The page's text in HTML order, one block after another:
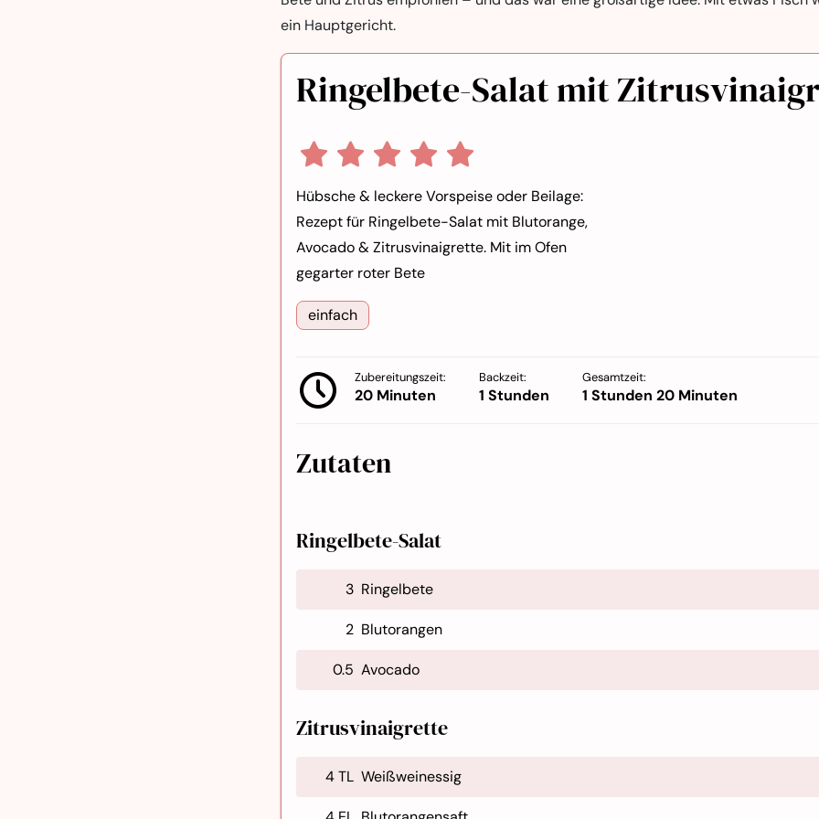
ein Hauptgericht.
Ringelbete-Salat mit
Hübsche & leckere Vorspeise oder Beilage:
Rezept für Ringelbete-Salat mit Blutorange,
Avocado & Zitrusvinaigrette. Mit im Ofen
gegarter roter Bete
einfach
Zubereitungszeit:
20 Minuten
Backzeit:
1 Stunden
Gesamtzeit:
1 Stunden 20 Minuten
Zutaten
Ringelbete-Salat
3 Ringelbete
2 Blutorangen
0.5 Avocado
Zitrusvinaigrette
4 TL Weißweinessig